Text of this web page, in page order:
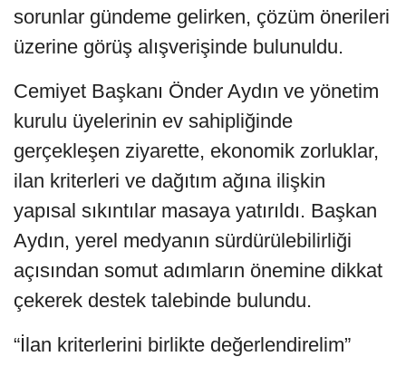
sorunlar gündeme gelirken, çözüm önerileri
üzerine görüş alışverişinde bulunuldu.
Cemiyet Başkanı Önder Aydın ve yönetim
kurulu üyelerinin ev sahipliğinde
gerçekleşen ziyarette, ekonomik zorluklar,
ilan kriterleri ve dağıtım ağına ilişkin
yapısal sıkıntılar masaya yatırıldı. Başkan
Aydın, yerel medyanın sürdürülebilirliği
açısından somut adımların önemine dikkat
çekerek destek talebinde bulundu.
“İlan kriterlerini birlikte değerlendirelim”